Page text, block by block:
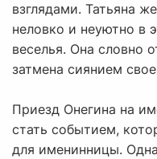
взглядами. Татьяна
неловко и неуютно в
веселья. Она словно
затмена сиянием
Приезд Онегина на
стать событием,
для именинницы.